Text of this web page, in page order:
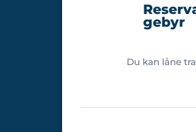
gebyr
Du kan låne